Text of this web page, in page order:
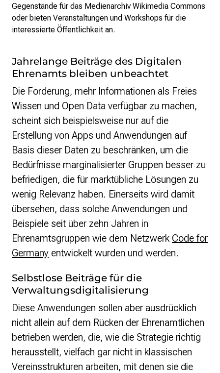
Gegenstände für das Medienarchiv Wikimedia Commons
oder bieten Veranstaltungen und Workshops für die
interessierte Öffentlichkeit an.
Jahrelange Beiträge des Digitalen
Ehrenamts bleiben unbeachtet
Die Forderung, mehr Informationen als Freies
Wissen und Open Data verfügbar zu machen,
scheint sich beispielsweise nur auf die
Erstellung von Apps und Anwendungen auf
Basis dieser Daten zu beschränken, um die
Bedürfnisse marginalisierter Gruppen besser zu
befriedigen, die für marktübliche Lösungen zu
wenig Relevanz haben. Einerseits wird damit
übersehen, dass solche Anwendungen und
Beispiele seit über zehn Jahren in
Ehrenamtsgruppen wie dem Netzwerk Code for
Germany entwickelt wurden und werden.
Selbstlose Beiträge für die
Verwaltungsdigitalisierung
Diese Anwendungen sollen aber ausdrücklich
nicht allein auf dem Rücken der Ehrenamtlichen
betrieben werden, die, wie die Strategie richtig
herausstellt, vielfach gar nicht in klassischen
Vereinsstrukturen arbeiten, mit denen sie die